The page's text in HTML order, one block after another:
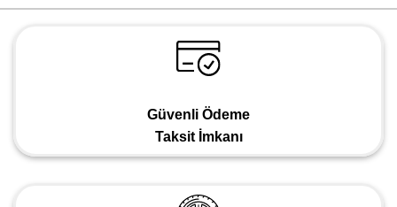
Güvenli Ödeme
Taksit İmkanı